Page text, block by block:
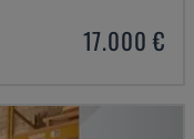
17.000 €